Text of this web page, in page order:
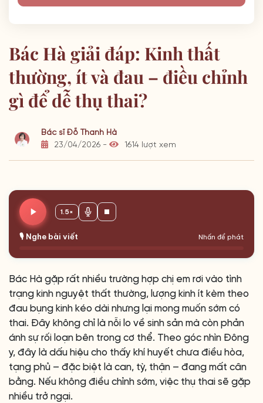
Bác Hà giải đáp: Kinh thất
thường, ít và đau – điều chỉnh
gì để dễ thụ thai?
Bác sĩ Đỗ Thanh Hà
23/04/2026 -
1614 lượt xem
🎙️ Nghe bài viết Nhấn để phát
1.5×
Bác Hà gặp rất nhiều trường hợp chị em rơi vào tình
trạng kinh nguyệt thất thường, lượng kinh ít kèm theo
đau bụng kinh kéo dài nhưng lại mong muốn sớm có
thai. Đây không chỉ là nỗi lo về sinh sản mà còn phản
ánh sự rối loạn bên trong cơ thể. Theo góc nhìn Đông
y, đây là dấu hiệu cho thấy khí huyết chưa điều hòa,
tạng phủ – đặc biệt là can, tỳ, thận – đang mất cân
bằng. Nếu không điều chỉnh sớm, việc thụ thai sẽ gặp
nhiều trở ngại.